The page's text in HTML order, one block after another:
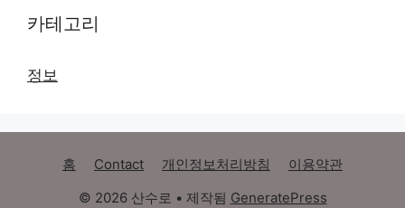
카테고리
정보
홈 Contact 개인정보처리방침
이용약관
© 2026 산수로 • 제작됨 GeneratePress